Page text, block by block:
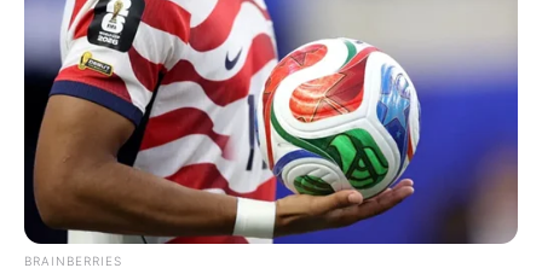
Világ
Információ
BRAINBERRIES